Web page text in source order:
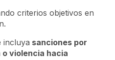
criterios objetivos en
incluya sanciones por
violencia hacia